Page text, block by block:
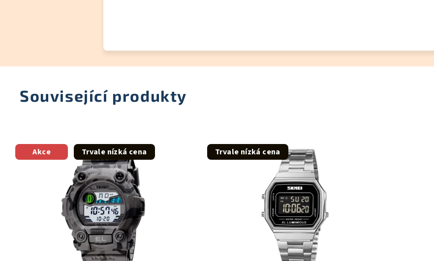
Související produkty
Akce Trvale nízká cena Trvale nízká cena